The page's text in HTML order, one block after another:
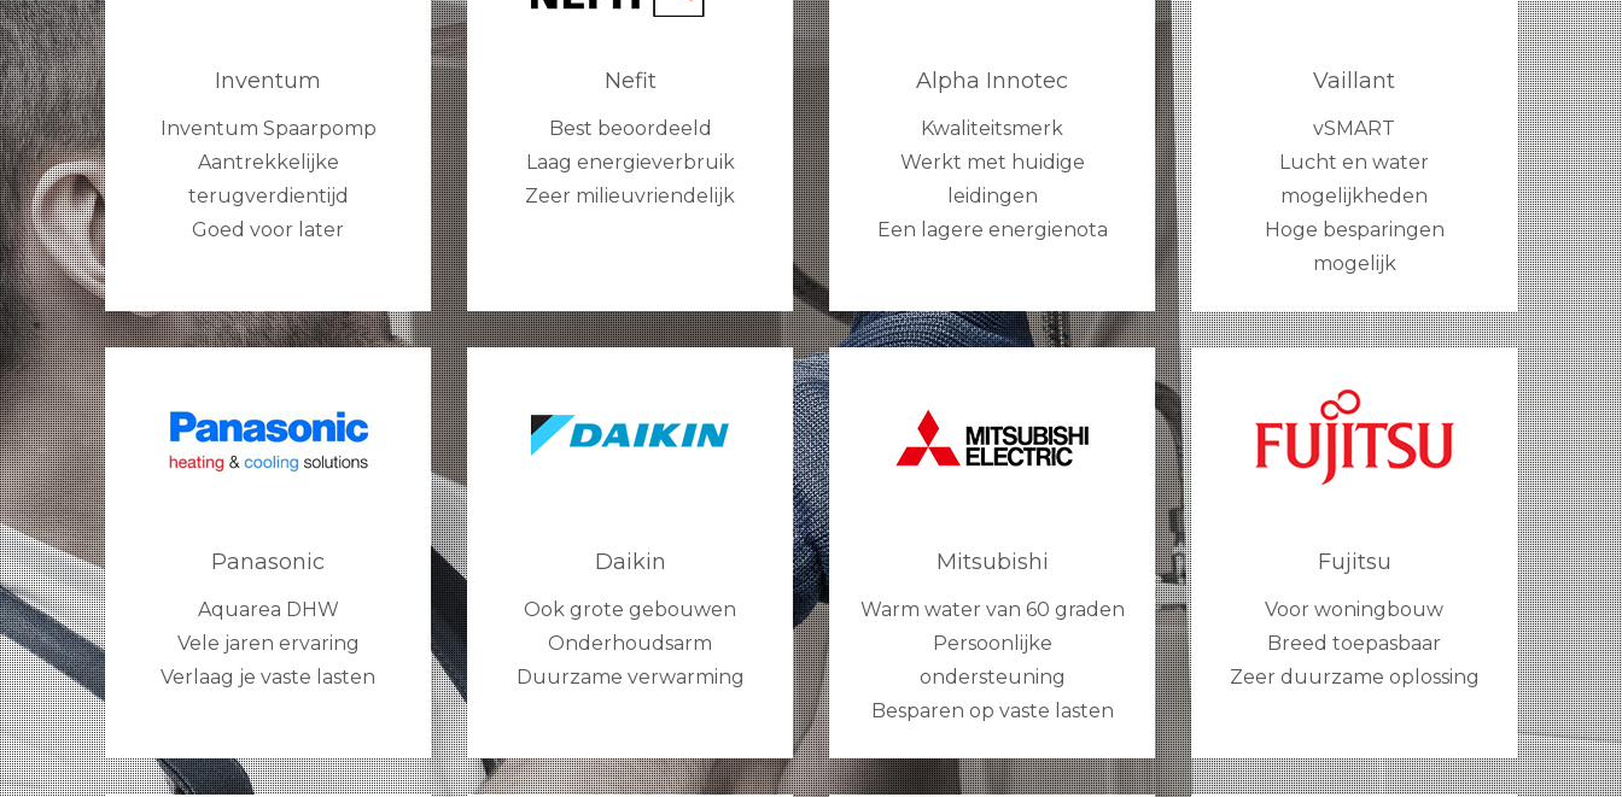
Inventum
Inventum Spaarpomp
Aantrekkelijke
terugverdientijd
Goed voor later
Nefit
Best beoordeeld
Laag energieverbruik
Zeer milieuvriendelijk
Alpha Innotec
Kwaliteitsmerk
Werkt met huidige
leidingen
Een lagere energienota
Vaillant
vSMART
Lucht en water
mogelijkheden
Hoge besparingen
mogelijk
Panasonic
Aquarea DHW
Vele jaren ervaring
Verlaag je vaste lasten
Daikin
Ook grote gebouwen
Onderhoudsarm
Duurzame verwarming
Mitsubishi
Warm water van 60 graden
Persoonlijke
ondersteuning
Besparen op vaste lasten
Fujitsu
Voor woningbouw
Breed toepasbaar
Zeer duurzame oplossing